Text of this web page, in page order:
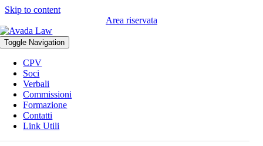
Skip to content
Area riservata
Toggle Navigation
CPV
Soci
Verbali
Commissioni
Formazione
Contatti
Link Utili